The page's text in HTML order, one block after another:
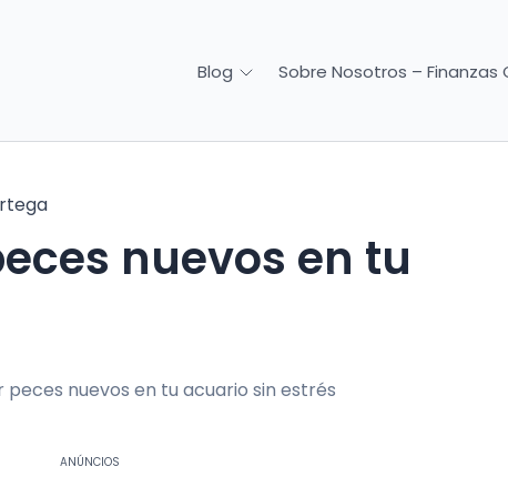
Blog Sobre Nosotros – Finanzas
nuevos en tu
ANÚNCIOS